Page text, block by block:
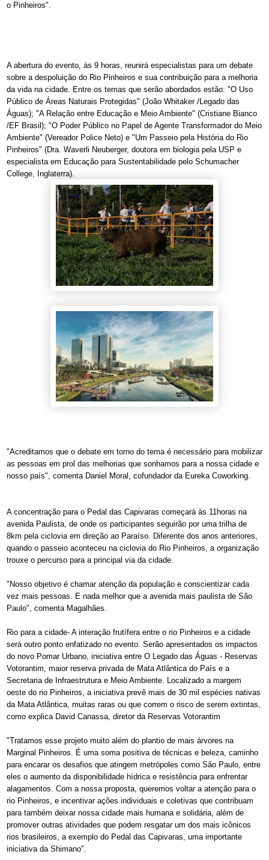
o Pinheiros".
A abertura do evento, às 9 horas, reunirá especialistas para um debate
sobre a despoluição do Rio Pinheiros e sua contribuição para a melhoria
da vida na cidade. Entre os temas que serão abordados estão: "O Uso
Público de Áreas Naturais Protegidas" (João Whitaker /Legado das
Águas); "A Relação entre Educação e Meio Ambiente" (Cristiane Bianco
/EF Brasil); "O Poder Público no Papel de Agente Transformador do Meio
Ambiente" (Vereador Police Neto) e "Um Passeio pela História do Rio
Pinheiros" (Dra. Waverli Neuberger, doutora em biologia pela USP e
especialista em Educação para Sustentabilidade pelo Schumacher
College, Inglaterra).
"Acreditamos que o debate em torno do tema é necessário para mobilizar
as pessoas em prol das melhorias que sonhamos para a nossa cidade e
nosso país", comenta Daniel Moral, cofundador da Eureka Coworking.
A concentração para o Pedal das Capivaras começará às 11horas na
avenida Paulista, de onde os participantes seguirão por uma trilha de
8km pela ciclovia em direção ao Paraíso. Diferente dos anos anteriores,
quando o passeio aconteceu na ciclovia do Rio Pinheiros, a organização
trouxe o percurso para a principal via da cidade.
"Nosso objetivo é chamar atenção da população e conscientizar cada
vez mais pessoas. E nada melhor que a avenida mais paulista de São
Paulo", comenta Magalhães.
Rio para a cidade- A interação frutífera entre o rio Pinheiros e a cidade
será outro ponto enfatizado no evento. Serão apresentados os impactos
do novo Pomar Urbano, iniciativa entre O Legado das Águas - Reservas
Votorantim, maior reserva privada de Mata Atlântica do País e a
Secretaria de Infraestrutura e Meio Ambiente. Localizado a margem
oeste do rio Pinheiros, a iniciativa prevê mais de 30 mil espécies nativas
da Mata Atlântica, muitas raras ou que correm o risco de serem extintas,
como explica David Canassa, diretor da Reservas Votorantim
"Tratamos esse projeto muito além do plantio de mais árvores na
Marginal Pinheiros. É uma soma positiva de técnicas e beleza, caminho
para encarar os desafios que atingem metrópoles como São Paulo, entre
eles o aumento da disponibilidade hídrica e resistência para enfrentar
alagamentos. Com a nossa proposta, queremos voltar a atenção para o
rio Pinheiros, e incentivar ações individuais e coletivas que contribuam
para também deixar nossa cidade mais humana e solidária, além de
promover outras atividades que podem resgatar um dos mais icônicos
rios brasileiros, a exemplo do Pedal das Capivaras, uma importante
iniciativa da Shimano".